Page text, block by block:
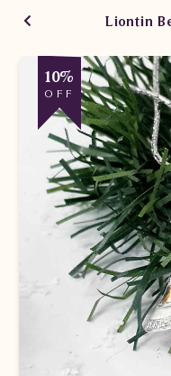
10%
OFF